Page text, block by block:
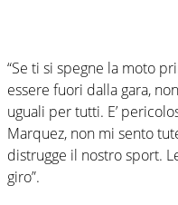
“Se ti si spegne la moto
essere fuori dalla gara,
uguali per tutti. E’
Marquez, non mi sento
distrugge il nostro sport.
giro”.